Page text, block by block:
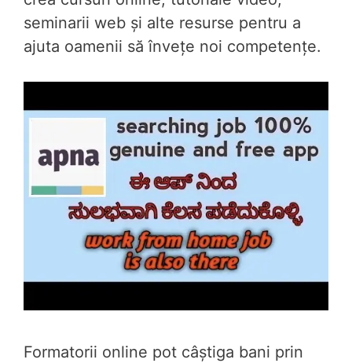
seminarii web și alte resurse pentru a
ajuta oamenii să învețe noi competențe.
Formatorii online pot câștiga bani prin